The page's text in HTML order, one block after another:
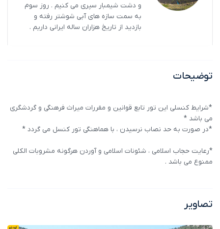
و دشت شیمبار سپری می کنیم . روز سوم
به سمت سازه های آبی شوشتر رفته و
بازدید از تاریخ هزاران ساله ایرانی داریم .
توضیحات
*شرایط کنسلی این تور تابع قوانین و مقررات میراث فرهنگی و گردشگری
می باشد *
*در صورت به حد نصاب نرسیدن ، با هماهنگی تور کنسل می گردد *
*رعایت حجاب اسلامی ، شئونات اسلامی و آوردن هرگونه مشروبات الکلی
ممنوع می باشد .
تصاویر